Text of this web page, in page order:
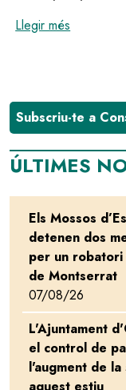
Llegir més
Subscriu-te a
ÚLTIMES
Els Mossos
detenen dos
per un
de Montserrat
07/08/26
L'Ajuntament
el control de
l'augment de